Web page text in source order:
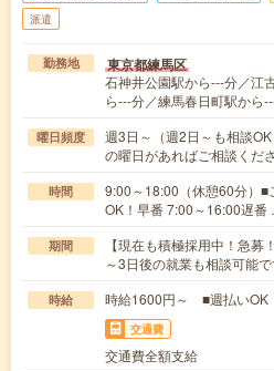
派遣
勤務地 東京都練馬区
石神井公園駅から---分／江
ら---分／練馬春日町駅から
曜日頻度
週3日～（週2日～も相談
の曜日があればご相談くだ
時間
9:00～18:00（休憩60分）■
OK！早番 7:00～16:00遅
期間
【現在も積極採用中！急
～3日後の就業も相談可能で
時給 時給1600円～ ■週払いOK
交通費
交通費全額支給